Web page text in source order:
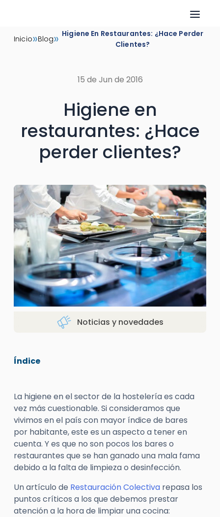
Inicio»Blog» Higiene En Restaurantes: ¿Hace Perder
Clientes?
15 de Jun de 2016
Higiene en
restaurantes: ¿Hace
perder clientes?
Noticias y novedades
Índice
La higiene en el sector de la hostelería es cada
vez más cuestionable. Si consideramos que
vivimos en el país con mayor índice de bares
por habitante, este es un aspecto a tener en
cuenta. Y es que no son pocos los bares o
restaurantes que se han ganado una mala fama
debido a la falta de limpieza o desinfección.
Un artículo de Restauración Colectiva repasa los
puntos críticos a los que debemos prestar
atención a la hora de limpiar una cocina: